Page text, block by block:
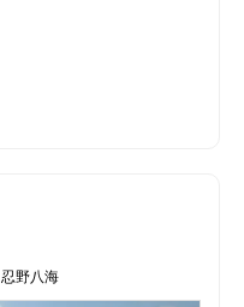
忍野八海